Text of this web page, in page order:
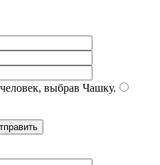
выбрав Чашку.